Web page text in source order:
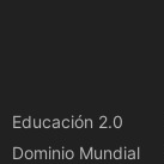
Educación 2.0
Dominio Mundial